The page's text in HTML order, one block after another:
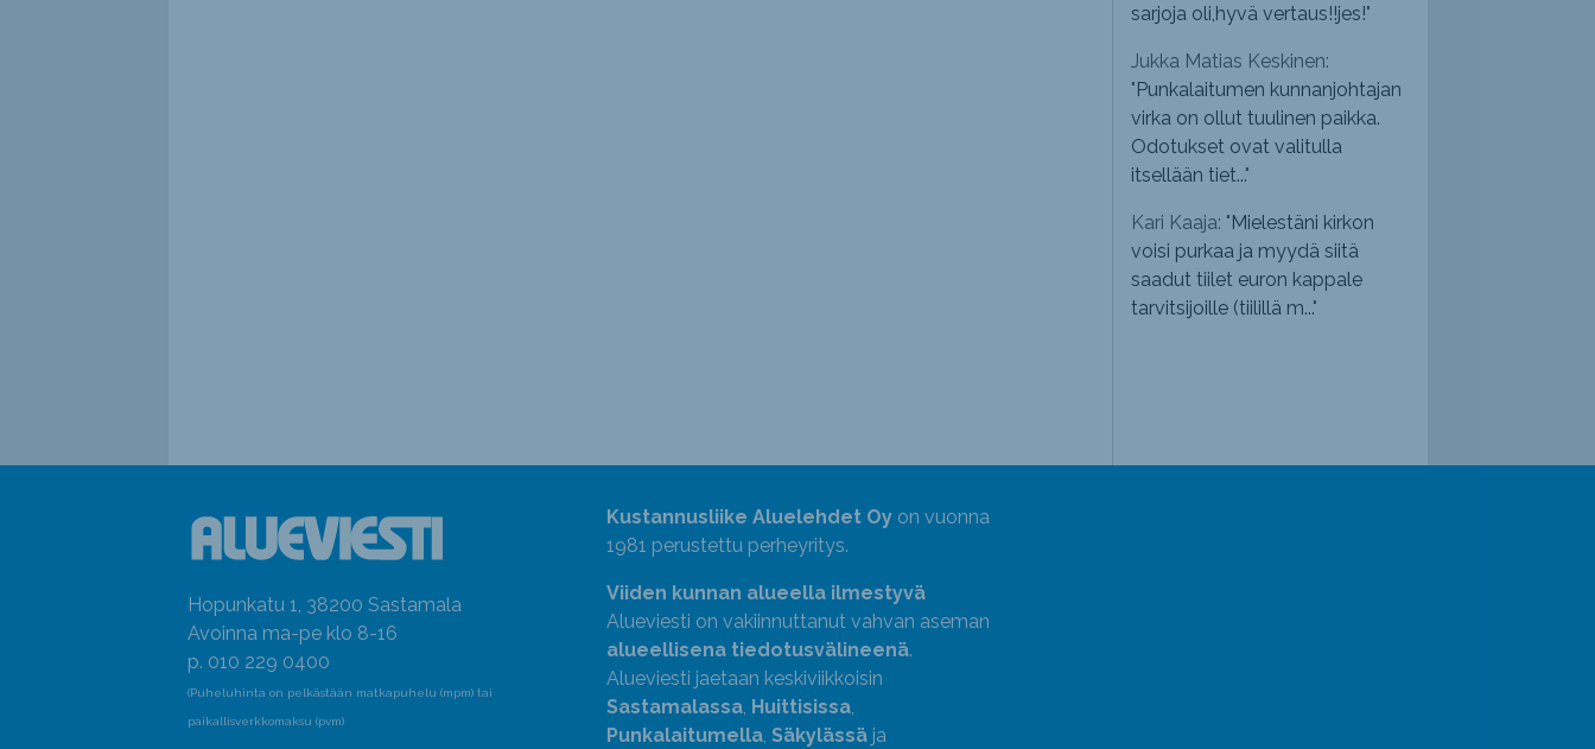
sarjoja oli,hyvä vertaus!!jes!"
Jukka Matias Keskinen:
" Punkalaitumen kunnanjohtajan
virka on ollut tuulinen paikka.
Odotukset ovat valitulla
itsellään tiet..."
Kari Kaaja: " Mielestäni kirkon
voisi purkaa ja myydä siitä
saadut tiilet euron kappale
tarvitsijoille (tiilillä m..."
Hopunkatu 1, 38200 Sastamala
Avoinna ma-pe klo 8-16
p. 010 229 0400
(Puheluhinta on pelkästään matkapuhelu (mpm) tai
paikallisverkkomaksu (pvm)
Kustannusliike Aluelehdet Oyon vuonna
1981 perustettu perheyritys.
Viiden kunnan alueella ilmestyvä
Alueviesti on vakiinnuttanut vahvan aseman
alueellisena tiedotusvälineenä.
Alueviesti jaetaan keskiviikkoisin
Sastamalassa, Huittisissa,
Punkalaitumella, Säkylässäja